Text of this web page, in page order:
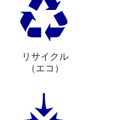
リサイクル
（エコ）